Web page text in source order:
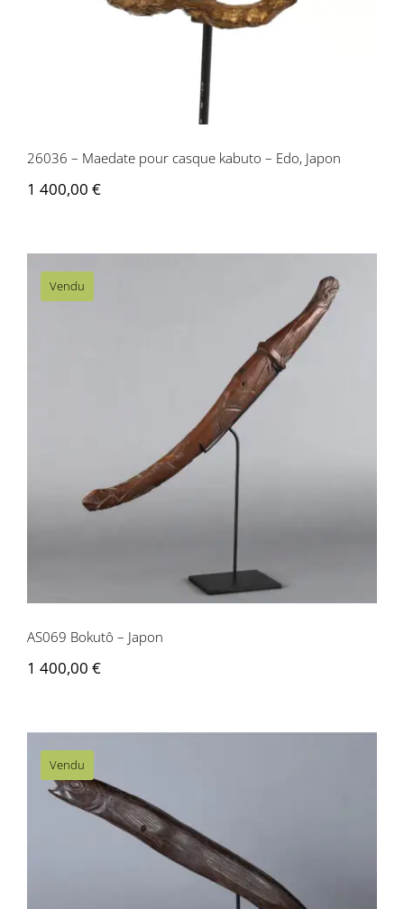
26036 – Maedate pour casque kabuto – Edo, Japon
1 400,00 €
Vendu
AS069 Bokutô – Japon
AS069 Bokutô – Japon
1 400,00 €
Vendu